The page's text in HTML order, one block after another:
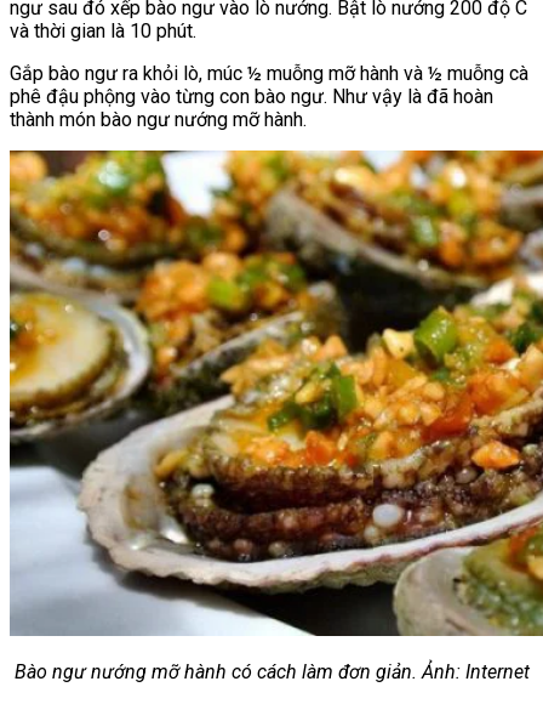
ngư sau đó xếp bào ngư vào lò nướng. Bật lò nướng 200 độ C
và thời gian là 10 phút.
Gắp bào ngư ra khỏi lò, múc ½ muỗng mỡ hành và ½ muỗng cà
phê đậu phộng vào từng con bào ngư. Như vậy là đã hoàn
thành món bào ngư nướng mỡ hành.
Bào ngư nướng mỡ hành có cách làm đơn giản. Ảnh: Internet